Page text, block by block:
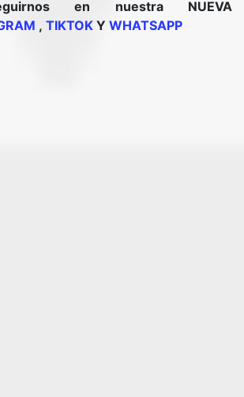
en nuestra NUEVA
, TIKTOK Y WHATSAPP